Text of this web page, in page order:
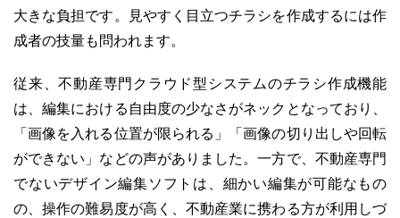
ニュース一覧 お役立ちブログ 資料ダウンロード
特長 サービス一覧 プラン
大きな負担です。見やすく目立つチラシを作成するには作
成者の技量も問われます。
従来、不動産専門クラウド型システムのチラシ作成機能
は、編集における自由度の少なさがネックとなっており、
「画像を入れる位置が限られる」「画像の切り出しや回転
ができない」などの声がありました。一方で、不動産専門
でないデザイン編集ソフトは、細かい編集が可能なもの
の、操作の難易度が高く、不動産業に携わる方が利用しづ